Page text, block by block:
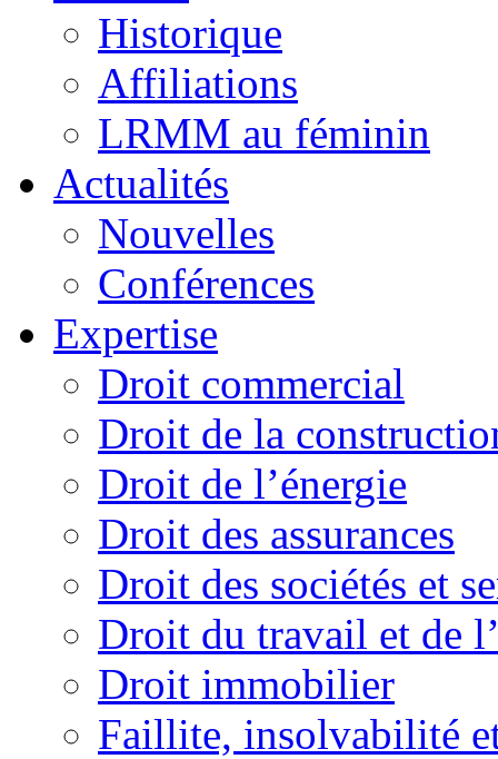
Historique
Affiliations
LRMM au féminin
Actualités
Nouvelles
Conférences
Expertise
Droit commercial
Droit de la
Droit de l’énergie
Droit des assurances
Droit des sociétés et
Droit du travail et de
Droit immobilier
Faillite, insolvabilité